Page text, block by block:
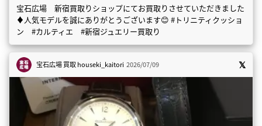
宝石広場 新宿買取りショップにてお買取りさせていただきました
♦️人気モデルを誠にありがとうございます😊 #トリニティクッショ
ン #カルティエ #新宿ジュエリー買取り
宝石広場 買取houseki_kaitori 2026/07/09